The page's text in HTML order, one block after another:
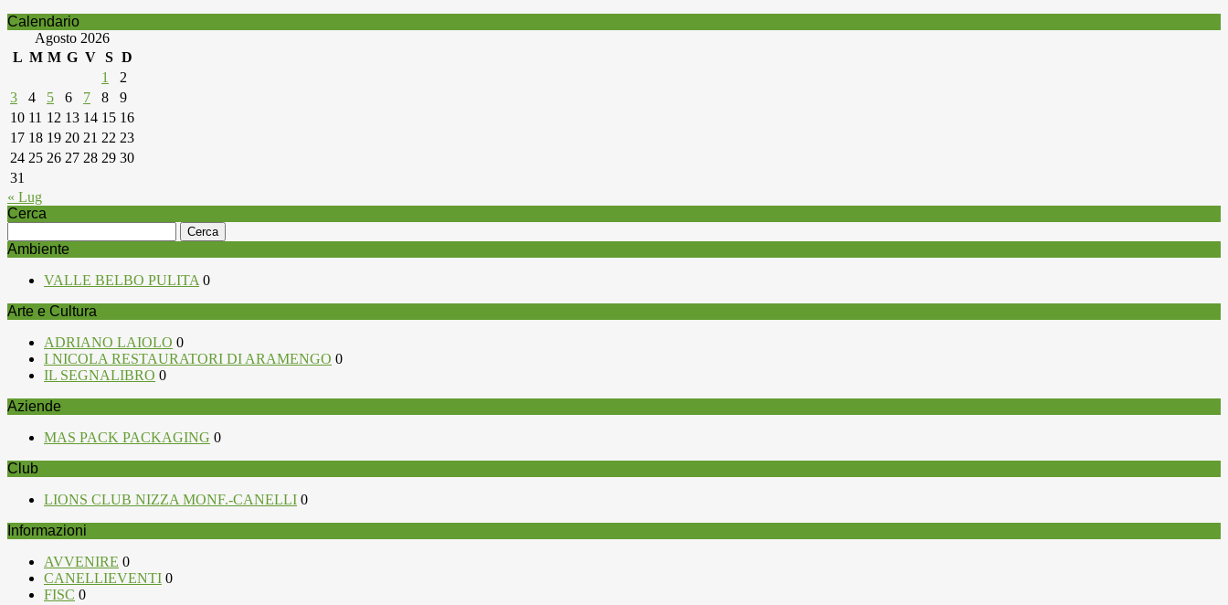
Calendario
Agosto 2026
L M M G V S D
1
2
3
4 5 6 7 8
9
10 11 12 13 14 15 16
17 18 19 20 21 22 23
24 25 26 27 28 29 30
31
« Lug
Cerca
per:
Ambiente
VALLE BELBO PULITA 0
Arte e Cultura
ADRIANO LAIOLO 0
I NICOLA RESTAURATORI DI ARAMENGO 0
IL SEGNALIBRO 0
Aziende
MAS PACK PACKAGING 0
Club
LIONS CLUB NIZZA MONF.-CANELLI 0
Informazioni
AVVENIRE 0
CANELLIEVENTI 0
FISC 0